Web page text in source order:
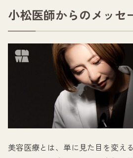
小松医師からのメッセ
美容医療とは、単に見た目を変え